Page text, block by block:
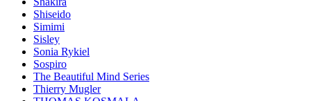
Shiseido
Simimi
Sisley
Sonia Rykiel
Sospiro
The Beautiful Mind Series
Thierry Mugler